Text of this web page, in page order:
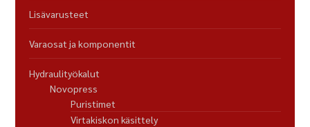
Lisävarusteet
Varaosat ja komponentit
Hydraulityökalut
Novopress
Puristimet
Virtakiskon käsittely